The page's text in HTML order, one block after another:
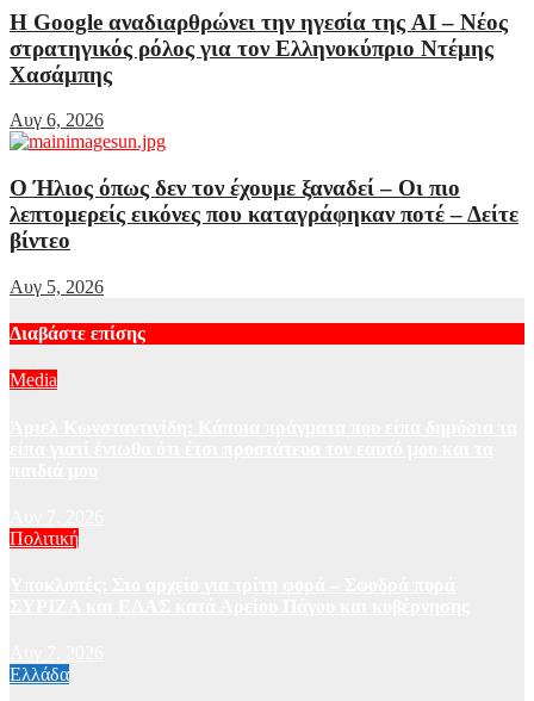
Η Google αναδιαρθρώνει την ηγεσία της AI – Νέος
στρατηγικός ρόλος για τον Ελληνοκύπριο Ντέμης
Χασάμπης
Αυγ 6, 2026
Ο Ήλιος όπως δεν τον έχουμε ξαναδεί – Οι πιο
λεπτομερείς εικόνες που καταγράφηκαν ποτέ – Δείτε
βίντεο
Αυγ 5, 2026
Διαβάστε επίσης
Media
Πολιτική
Ελλάδα